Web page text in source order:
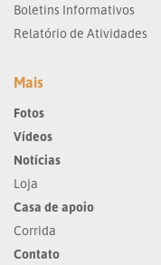
Boletins Informativos
Relatório de Atividades
Mais
Fotos
Vídeos
Notícias
Loja
Casa de apoio
Corrida
Contato